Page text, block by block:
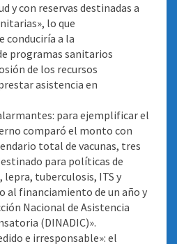
y con reservas destinadas a
lo que
conduciría a la
programas sanitarios
de los recursos
asistencia en
para ejemplificar el
comparó el monto con
total de vacunas, tres
para políticas de
lepra, tuberculosis, ITS y
al financiamiento de un año y
Nacional de Asistencia
(DINADIC)».
e irresponsable»: el